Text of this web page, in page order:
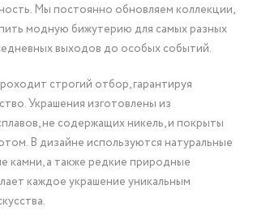
Мы постоянно обновляем коллекции,
модную бижутерию для самых разных
выходов до особых событий.
строгий отбор, гарантируя
Украшения изготовлены из
не содержащих никель, и покрыты
В дизайне используются натуральные
камни, а также редкие природные
каждое украшение уникальным